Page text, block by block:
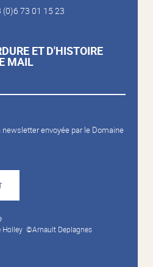
(0)6 73 01 15 23
ET D'HISTOIRE
MAIL
envoyée par le Domaine
Holley ©Arnault Deplagnes